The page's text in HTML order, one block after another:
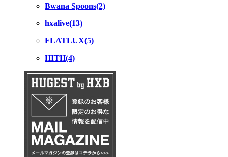
Bwana Spoons(2)
hxalive(13)
FLATLUX(5)
HITH(4)